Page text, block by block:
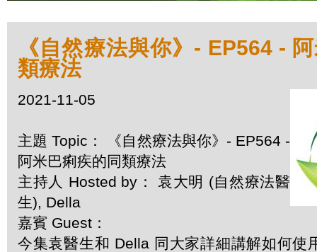
《自然療法與你》- EP564 -
類療法
2021-11-05
主題 Topic： 《自然療法與你》- EP564 -
阿米巴痢疾的同類療法
主持人 Hosted by： 袁大明 (自然療法醫
生), Della
嘉賓 Guest：
今集袁醫生和 Della 同大家詳細講解如何使